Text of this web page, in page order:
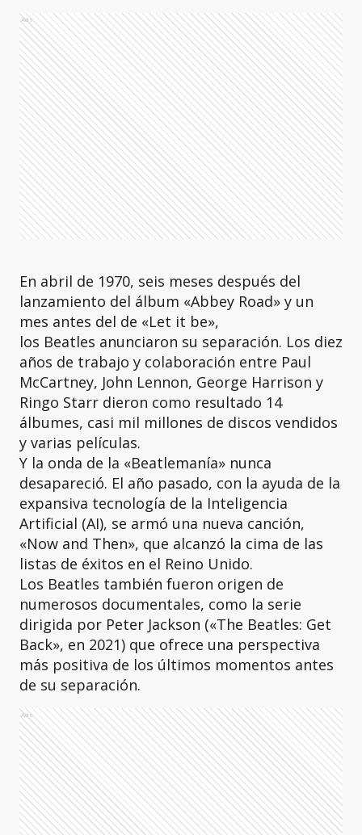
Ads
En abril de 1970, seis meses después del
lanzamiento del álbum «Abbey Road» y un
mes antes del de «Let it be»,
los Beatles anunciaron su separación. Los diez
años de trabajo y colaboración entre Paul
McCartney, John Lennon, George Harrison y
Ringo Starr dieron como resultado 14
álbumes, casi mil millones de discos vendidos
y varias películas.
Y la onda de la «Beatlemanía» nunca
desapareció. El año pasado, con la ayuda de la
expansiva tecnología de la Inteligencia
Artificial (AI), se armó una nueva canción,
«Now and Then», que alcanzó la cima de las
listas de éxitos en el Reino Unido.
Los Beatles también fueron origen de
numerosos documentales, como la serie
dirigida por Peter Jackson («The Beatles: Get
Back», en 2021) que ofrece una perspectiva
más positiva de los últimos momentos antes
de su separación.
Ads